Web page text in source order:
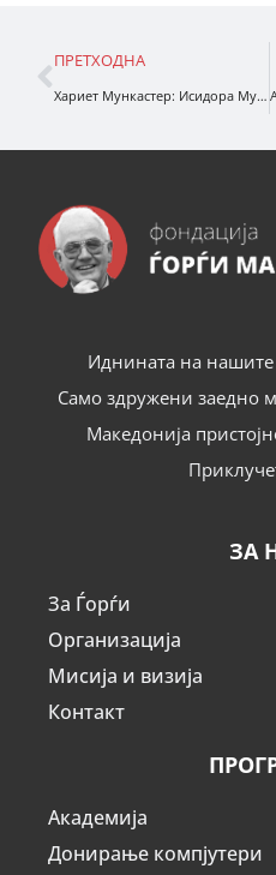
ПРЕТХОДНА
Хариет Мункастер: Исидора Мун оди на училиште
Иднината на нашите
Само здружени заедно
Македонија
ЗА
За Ѓорѓи
Организација
Мисија и визија
Контакт
Академија
Донирање компјутери